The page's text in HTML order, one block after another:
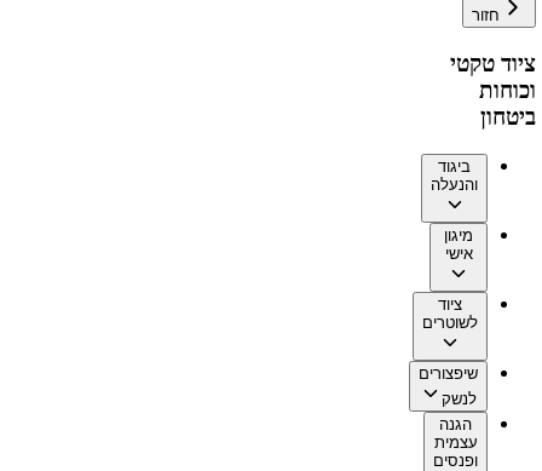
חזור
ציוד טקטי
וכוחות
ביטחון
ביגוד
והנעלה
מיגון
אישי
ציוד
לשוטרים
שיפצורים
לנשק
הגנה
עצמית
ופנסים